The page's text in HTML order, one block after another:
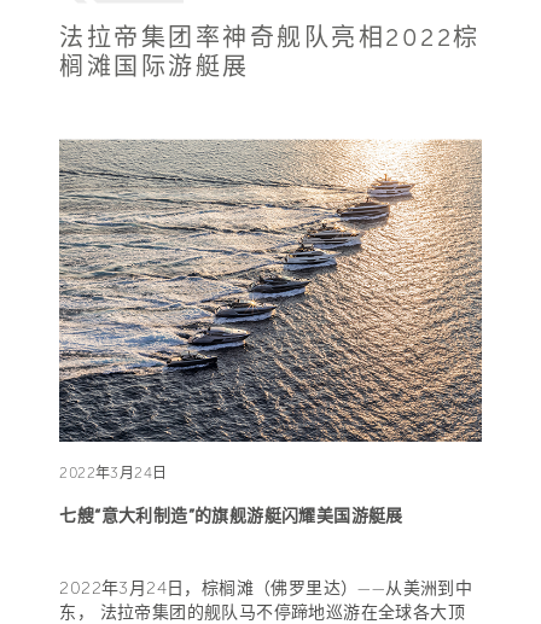
法拉帝集团率神奇舰队亮相2022棕
榈滩国际游艇展
2022年3月24日
七艘“意大利制造”的旗舰游艇闪耀美国游艇展
2022年3月24日，棕榈滩（佛罗里达）——从美洲到中
东， 法拉帝集团的舰队马不停蹄地巡游在全球各大顶